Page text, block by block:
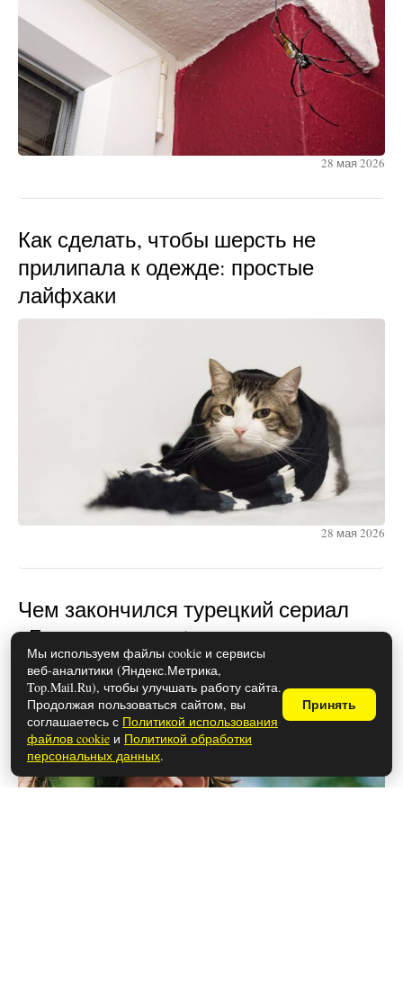
28 мая 2026
Как сделать, чтобы шерсть не
прилипала к одежде: простые
лайфхаки
28 мая 2026
Чем закончился турецкий сериал
«Беззащитные» (осторожно,
спойлеры!)
Мы используем файлы cookie и сервисы
веб-аналитики (Яндекс.Метрика,
Top.Mail.Ru), чтобы улучшать работу сайта.
Продолжая пользоваться сайтом, вы
соглашаетесь с Политикой использования
файлов cookie и Политикой обработки
персональных данных.
Принять